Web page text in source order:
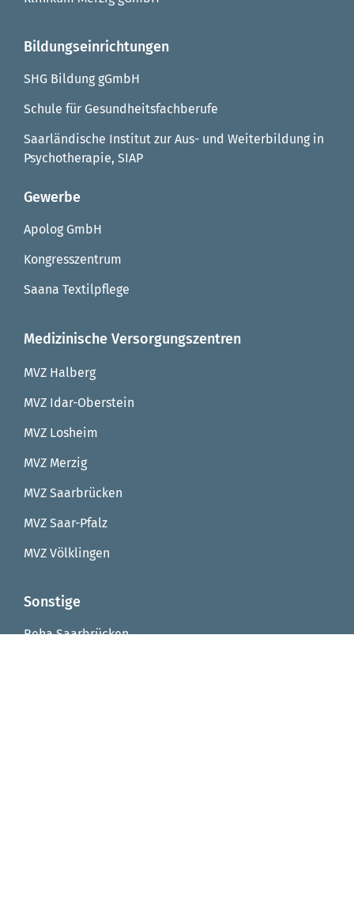
Bildungseinrichtungen
SHG Bildung gGmbH
Schule für Gesundheitsfachberufe
Saarländische Institut zur Aus- und Weiterbildung in
Psychotherapie, SIAP
Gewerbe
Apolog GmbH
Kongresszentrum
Saana Textilpflege
Medizinische Versorgungszentren
MVZ Halberg
MVZ Idar-Oberstein
MVZ Losheim
MVZ Merzig
MVZ Saarbrücken
MVZ Saar-Pfalz
MVZ Völklingen
Sonstige
Reha Saarbrücken